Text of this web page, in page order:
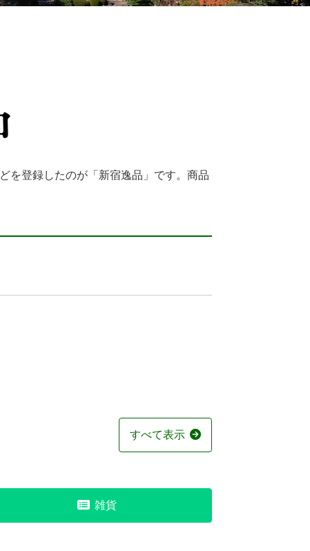
を登録したのが「新宿逸品」です。商品
すべて表示
雑貨